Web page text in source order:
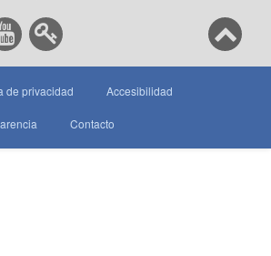
de privacidad Accesibilidad
Contacto